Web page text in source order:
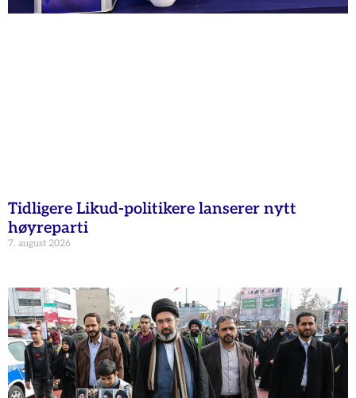
Tidligere Likud-politikere lanserer nytt
høyreparti
7. august 2026